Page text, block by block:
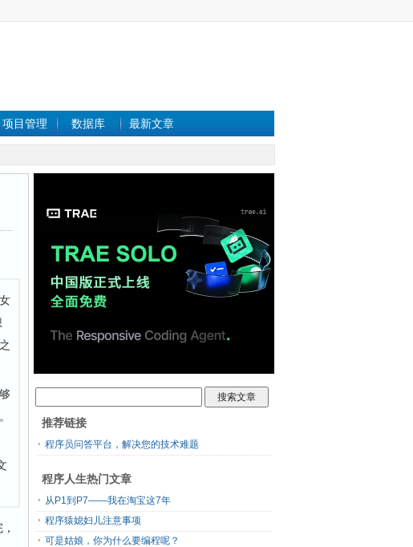
项目管理 数据库 最新文章
推荐链接
程序员问答平台，解决您的技术难题
程序人生热门文章
从P1到P7——我在淘宝这7年
程序猿媳妇儿注意事项
可是姑娘，你为什么要编程呢？